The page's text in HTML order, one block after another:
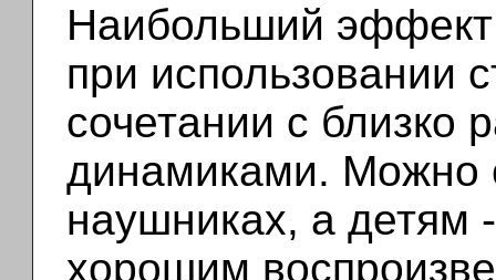
Наибольший эффект
при использовании
сочетании с близко
динамиками. Можно
наушниках, а детям
хорошим